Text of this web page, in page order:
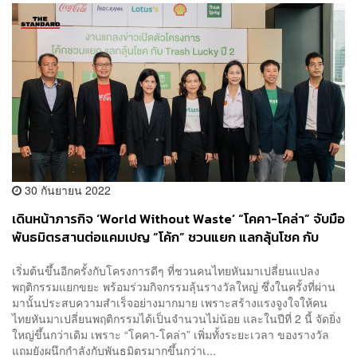
30 กันยายน 2022
เดินหน้าภารกิจ ‘World Without Waste’ “โคคา-โคล่า” จับมือ
พันธมิตรสานต่อแคมเปญ “โค้ก” ชวนแยก แลกลุ้นโชค กับ
เริ่มต้นขึ้นอีกครั้งกับโครงการดีๆ ที่ชวนคนไทยหันมาเปลี่ยนแปลง
พฤติกรรมแยกขยะ พร้อมร่วมกิจกรรมลุ้นรางวัลใหญ่ ซึ่งในครั้งที่ผ่าน
มานั้นประสบความสำเร็จอย่างมากมาย เพราะสร้างแรงจูงใจให้คน
ไทยหันมาเปลี่ยนพฤติกรรมได้เป็นจำนวนไม่น้อย และในปีที่ 2 นี้ จัดยิ่ง
ใหญ่ขึ้นกว่าเดิม เพราะ “โคคา-โคล่า” เพิ่มทั้งระยะเวลา ของรางวัล
แถมยังผนึกกำลังกับพันธมิตรมากขึ้นกว่าเ...